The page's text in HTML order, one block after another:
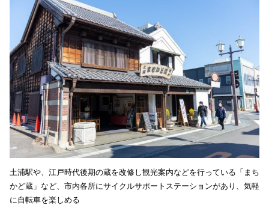
土浦駅や、江戸時代後期の蔵を改修し観光案内などを行っている「まち
かど蔵」など、市内各所にサイクルサポートステーションがあり、気軽
に自転車を楽しめる